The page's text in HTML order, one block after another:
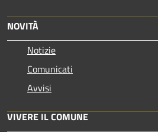
NOVITÀ
Notizie
Comunicati
Avvisi
VIVERE IL COMUNE